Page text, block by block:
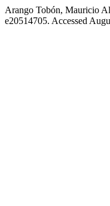
Arango Tobón, Mauricio
e20514705. Accessed